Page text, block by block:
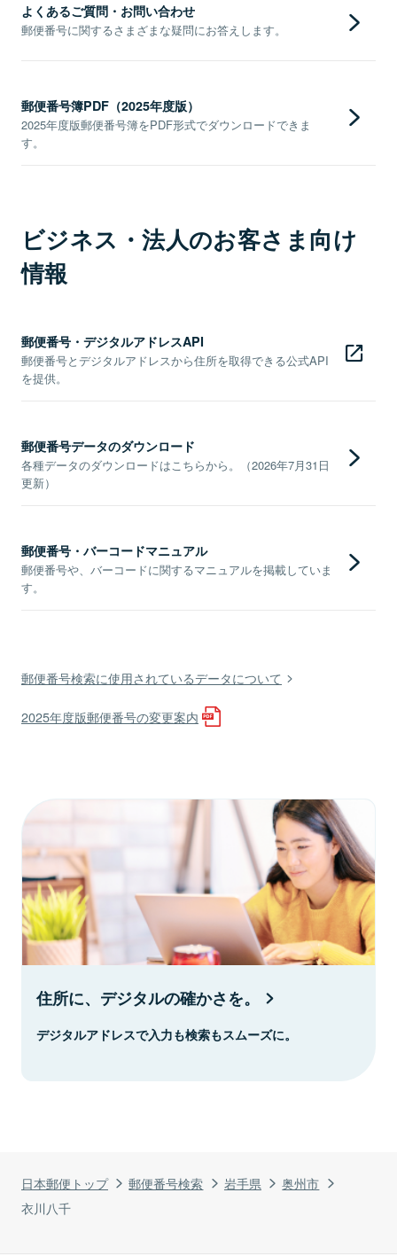
日本郵便トップ 郵便番号検索 岩手県
奥州市
衣川八千
よくあるご質問・お問い合わせ
郵便番号に関するさまざまな疑問にお答えします。
郵便番号簿PDF（2025年度版）
2025年度版郵便番号簿をPDF形式でダウンロードできま
す。
ビジネス・法人のお客さま向け
情報
郵便番号・デジタルアドレスAPI
郵便番号とデジタルアドレスから住所を取得できる公式API
を提供。
郵便番号データのダウンロード
各種データのダウンロードはこちらから。（2026年7月31日
更新）
郵便番号・バーコードマニュアル
郵便番号や、バーコードに関するマニュアルを掲載していま
す。
郵便番号検索に使用されているデータについて
2025年度版郵便番号の変更案内
住所に、デジタルの確かさを。
デジタルアドレスで入力も検索もスムーズに。